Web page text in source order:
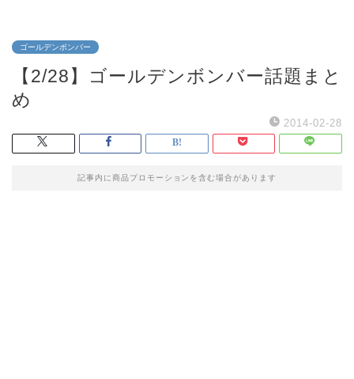
ゴールデンボンバー
【2/28】ゴールデンボンバー話題まと
め
2014-02-28
記事内に商品プロモーションを含む場合があります